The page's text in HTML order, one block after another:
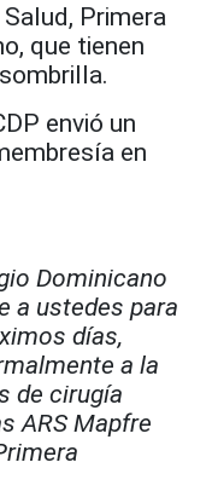
Primera
que tienen
envió un
en
Dominicano
a ustedes para
días,
a la
de cirugía
ARS Mapfre